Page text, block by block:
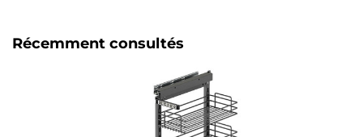
Récemment consultés